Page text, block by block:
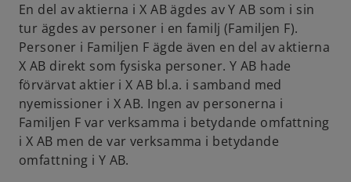
En del av aktierna i X AB ägdes av Y AB som i sin
tur ägdes av personer i en familj (Familjen F).
Personer i Familjen F ägde även en del av aktierna
X AB direkt som fysiska personer. Y AB hade
förvärvat aktier i X AB bl.a. i samband med
nyemissioner i X AB. Ingen av personerna i
Familjen F var verksamma i betydande omfattning
i X AB men de var verksamma i betydande
omfattning i Y AB.